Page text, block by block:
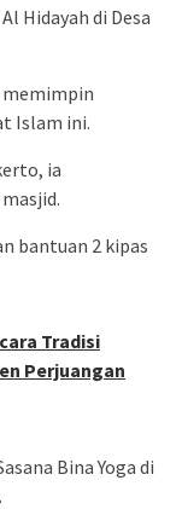
Hidayah di Desa
Islam ini.
ia
bantuan 2 kipas
Tradisi
Perjuangan
Bina Yoga di